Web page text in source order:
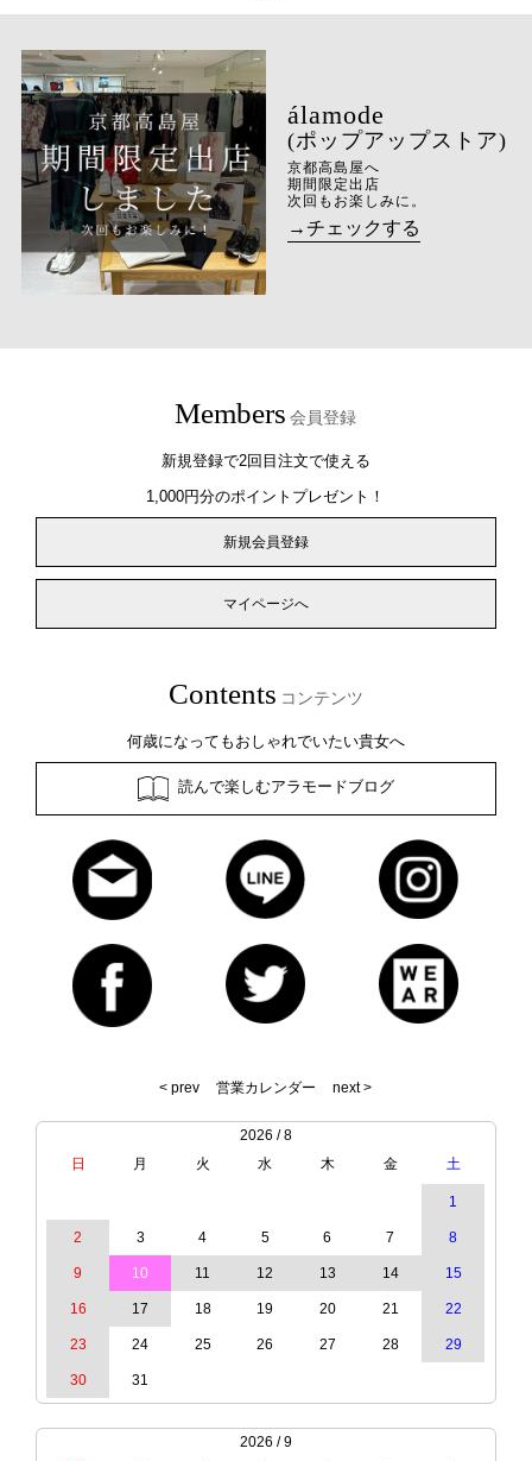
(ポップアップストア)
京都高島屋へ
期間限定出店
次回もお楽しみに。
→チェックする
Members 会員登録
新規登録で2回目注文で使える
1,000円分のポイントプレゼント！
新規会員登録
マイページへ
Contents コンテンツ
何歳になってもおしゃれでいたい貴女へ
読んで楽しむアラモードブログ
< prev 営業カレンダー next >
2026 / 8
日
月 火 水 木 金 土
1
2 3 4 5 6 7 8
9 10 11 12 13 14 15
16 17 18 19 20 21 22
23 24 25 26 27 28 29
30 31
2026 / 9